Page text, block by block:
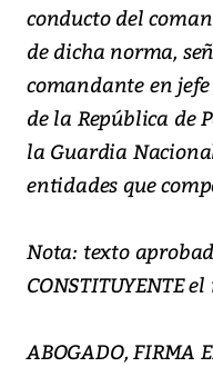
conducto del
de dicha norma,
comandante en jefe
de la República de
la Guardia
entidades que
Nota: texto
CONSTITUYENTE
ABOGADO, FIRMA